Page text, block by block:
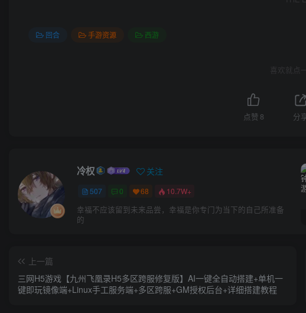
回合 手游资源 西游
喜欢就点
点赞 8 分
冷权 关注
507 0 68 10.7W+
幸福不应该留到未来品尝，幸福是你专门为当下的自己所准备
的
上一篇
三网H5游戏【九州飞凰录H5多区跨服修复版】AI一键全自动搭建+单机一
键即玩镜像端+Linux手工服务端+多区跨服+GM授权后台+详细搭建教程